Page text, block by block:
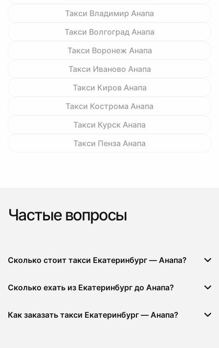
Такси Владимир Анапа
Такси Волгоград Анапа
Такси Воронеж Анапа
Такси Иваново Анапа
Такси Киров Анапа
Такси Кострома Анапа
Такси Курск Анапа
Такси Пенза Анапа
Частые вопросы
Сколько стоит такси Екатеринбург — Анапа?
Сколько ехать из Екатеринбург до Анапа?
Как заказать такси Екатеринбург — Анапа?